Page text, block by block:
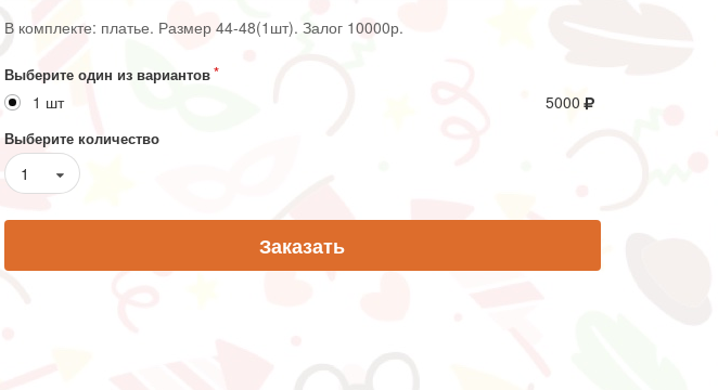
В комплекте: платье. Размер 44-48(1шт). Залог 10000р.
Выберите один из вариантов
1 шт 5000
Выберите количество
1
Заказать